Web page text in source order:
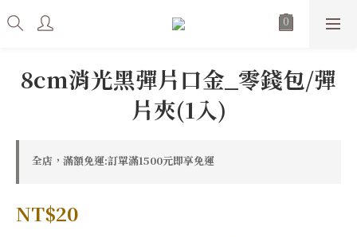
8cm消光黑彈片口金_零錢包/彈
片夾(1入)
全店，滿額免運:訂單滿1500元即享免運
NT$20